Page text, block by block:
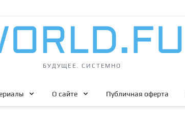
БУДУЩЕЕ. СИСТЕМНО
О сайте Публичная оферта